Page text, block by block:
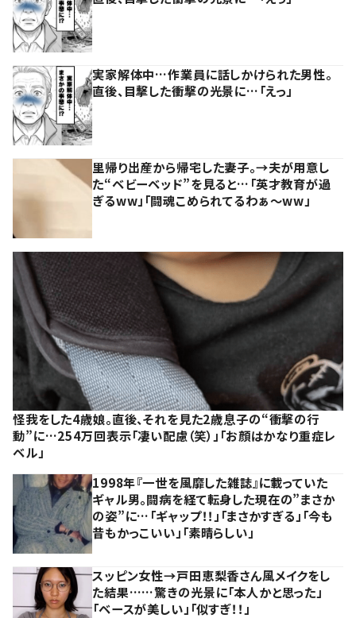
実家解体中…作業員に話しかけられた男性。
直後、目撃した衝撃の光景に…「えっ」
里帰り出産から帰宅した妻子。→夫が用意し
た“ベビーベッド”を見ると…「英才教育が過
ぎるww」「闘魂こめられてるわぁ～ww」
怪我をした4歳娘。直後、それを見た2歳息子の“衝撃の行
動”に…254万回表示「凄い配慮（笑）」「お顔はかなり重症レ
ベル」
1998年『一世を風靡した雑誌』に載っていた
ギャル男。闘病を経て転身した現在の”まさか
の姿”に…「ギャップ！！」「まさかすぎる」「今も
昔もかっこいい」「素晴らしい」
スッピン女性→戸田恵梨香さん風メイクをし
た結果……驚きの光景に「本人かと思った」
「ベースが美しい」「似すぎ！！」